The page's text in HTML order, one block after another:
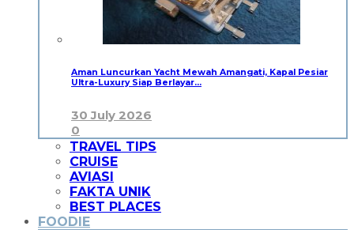
Aman Luncurkan Yacht Mewah Amangati, Kapal Pesiar
Ultra-Luxury Siap Berlayar…
30 July 2026
0
TRAVEL TIPS
CRUISE
AVIASI
FAKTA UNIK
BEST PLACES
FOODIE